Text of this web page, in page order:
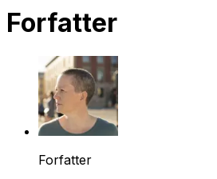
Forfatter
Forfatter